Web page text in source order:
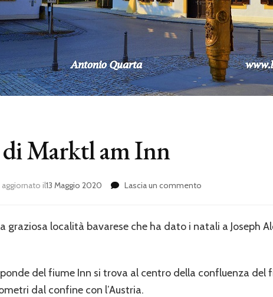
Marktl am Inn
aggiornato il13 Maggio 2020 Lascia un commento
di
graziosa località bavarese che ha dato i natali a Joseph
del fiume Inn si trova al centro della confluenza del
dal confine con l’Austria.